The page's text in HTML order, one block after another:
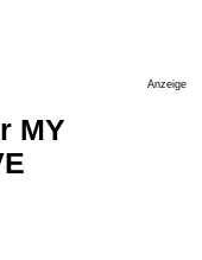
Anzeige
MY